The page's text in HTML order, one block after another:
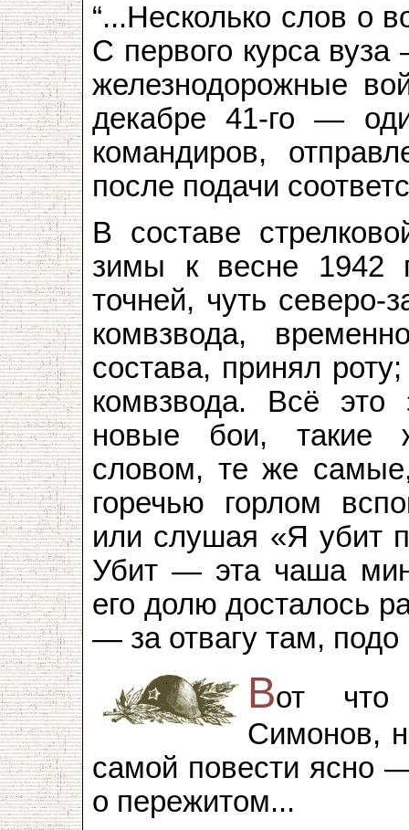
“...Несколько слов о
С первого курса
железнодорожные
декабре 41-го —
командиров,
после подачи
В составе
зимы к весне
точней, чуть северо-
комвзвода,
состава, принял
комвзвода. Всё
новые бои, такие
словом, те же
горечью горлом
или слушая «Я убит
Убит — эта чаша
его долю досталось
— за отвагу там,
Вот что
Симонов,
самой повести ясно
о пережитом...